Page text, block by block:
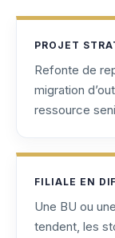
PROJET
Refonte de
migration
ressource
FILIALE EN
Une BU ou
tendent, les